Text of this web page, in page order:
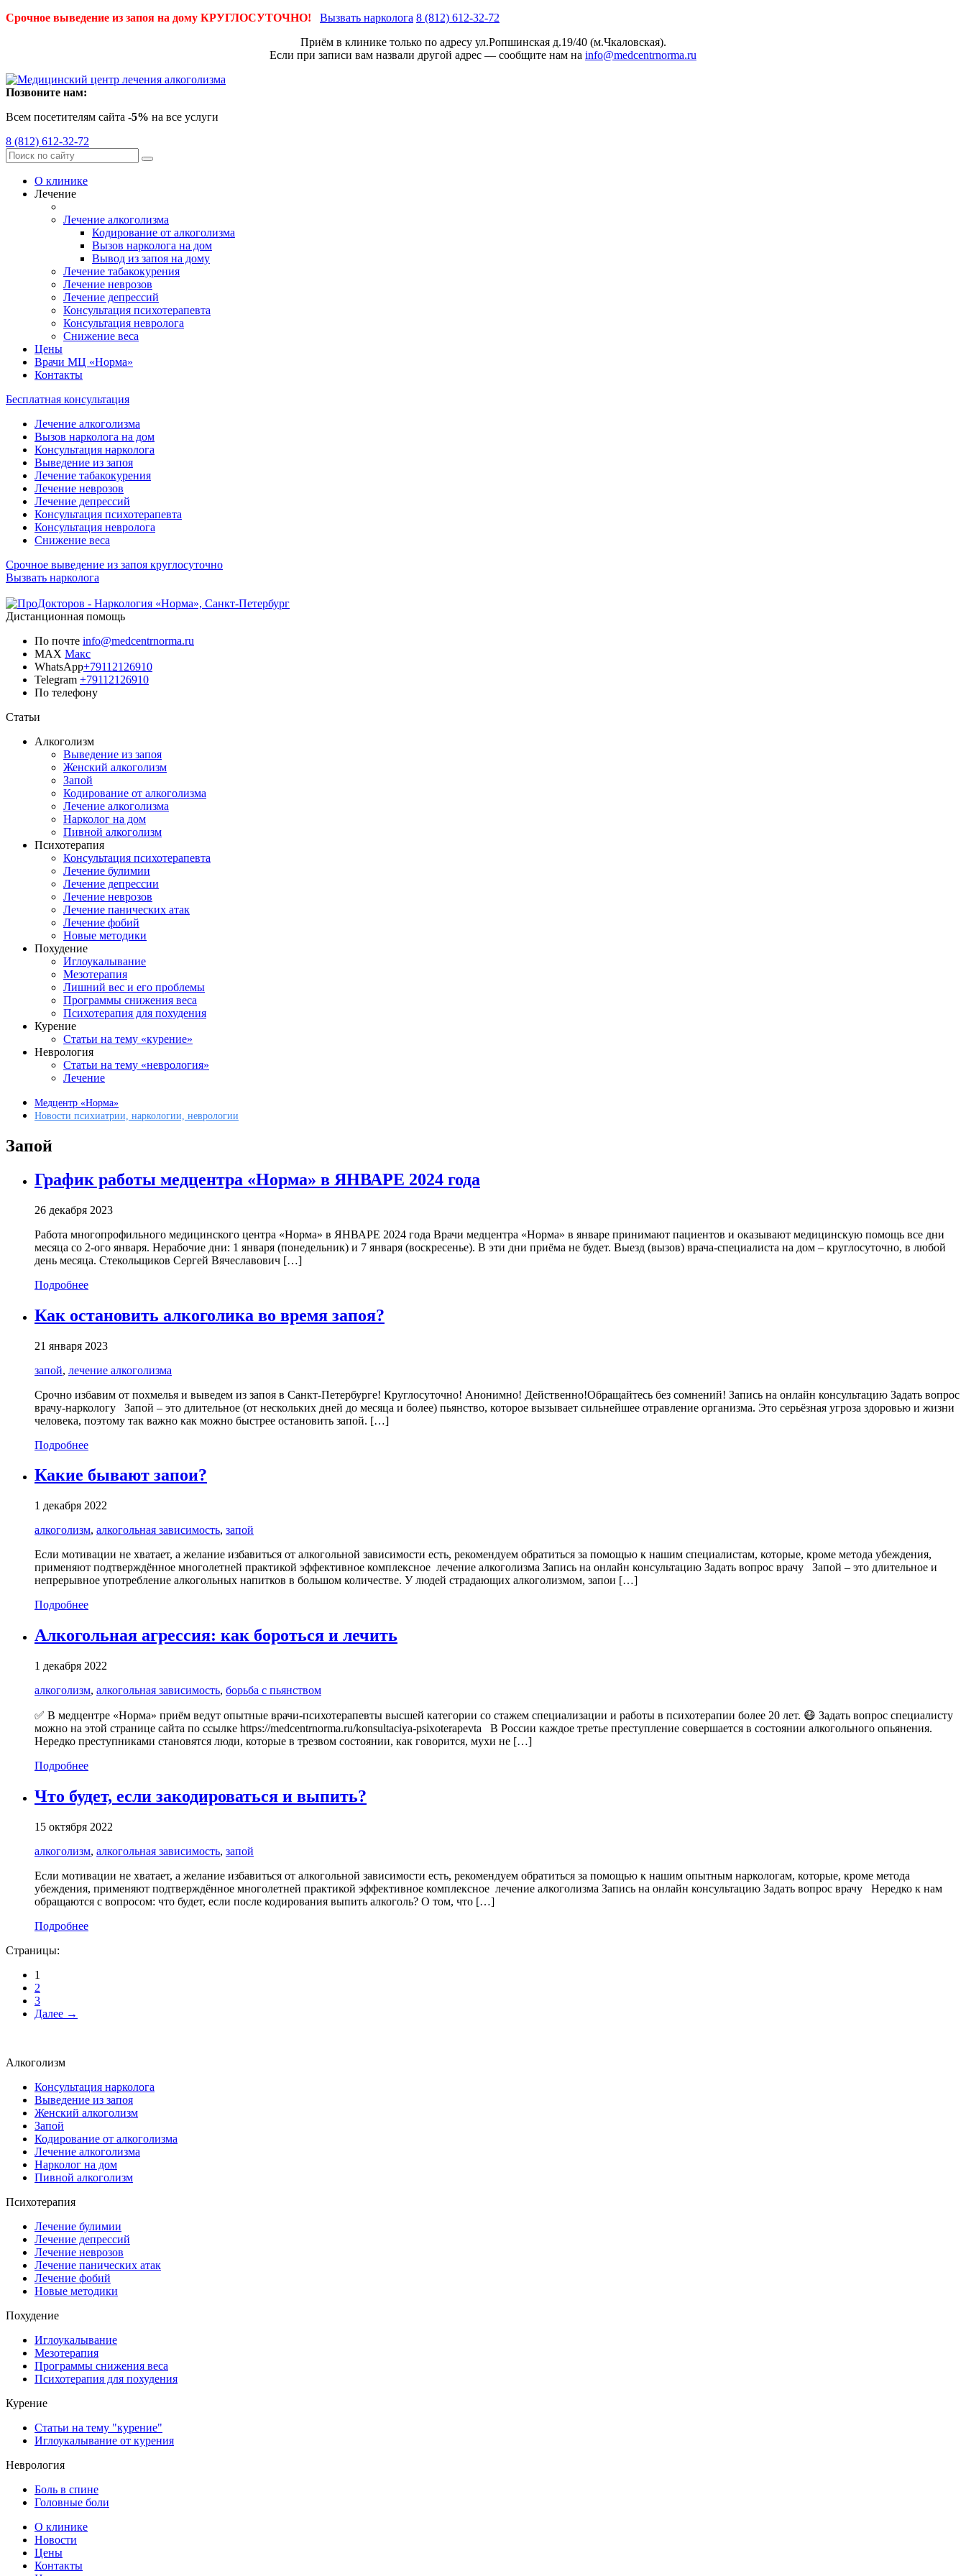
Срочное выведение из запоя на дому КРУГЛОСУТОЧНО! Вызвать нарколога 8 (812) 612-32-72
Приём в клинике только по адресу ул.Ропшинская д.19/40(м.Чкаловская).
Если при записи вам назвали другой адрес — сообщите нам на info@medcentrnorma.ru
Позвоните нам:
Всем посетителям сайта -5% на все услуги
8 (812) 612-32-72
О клинике
Лечение
Лечение алкоголизма
Кодирование от алкоголизма
Вызов нарколога на дом
Вывод из запоя на дому
Лечение табакокурения
Лечение неврозов
Лечение депрессий
Консультация психотерапевта
Консультация невролога
Снижение веса
Цены
Врачи МЦ «Норма»
Контакты
Бесплатная консультация
Лечение алкоголизма
Вызов нарколога на дом
Консультация нарколога
Выведение из запоя
Лечение табакокурения
Лечение неврозов
Лечение депрессий
Консультация психотерапевта
Консультация невролога
Снижение веса
Срочное выведение из запоя круглосуточно
Вызвать нарколога
Дистанционная помощь
По почте info@medcentrnorma.ru
MAX Макс
WhatsApp+79112126910
Telegram +79112126910
По телефону
Статьи
Алкоголизм
Выведение из запоя
Женский алкоголизм
Запой
Кодирование от алкоголизма
Лечение алкоголизма
Нарколог на дом
Пивной алкоголизм
Психотерапия
Консультация психотерапевта
Лечение булимии
Лечение депрессии
Лечение неврозов
Лечение панических атак
Лечение фобий
Новые методики
Похудение
Иглоукалывание
Мезотерапия
Лишний вес и его проблемы
Программы снижения веса
Психотерапия для похудения
Курение
Статьи на тему «курение»
Неврология
Статьи на тему «неврология»
Лечение
Медцентр «Норма»
Новости психиатрии, наркологии, неврологии
Запой
График работы медцентра «Норма» в ЯНВАРЕ 2024 года
26 декабря 2023
Работа многопрофильного медицинского центра «Норма» в ЯНВАРЕ 2024 года Врачи медцентра «Норма» в январе принимают пациентов и оказывают медицинскую помощь все дни
месяца со 2-ого января. Нерабочие дни: 1 января (понедельник) и 7 января (воскресенье). В эти дни приёма не будет. Выезд (вызов) врача-специалиста на дом – круглосуточно, в любой
день месяца. Стекольщиков Сергей Вячеславович […]
Подробнее
Как остановить алкоголика во время запоя?
21 января 2023
запой, лечение алкоголизма
Срочно избавим от похмелья и выведем из запоя в Санкт-Петербурге! Круглосуточно! Анонимно! Действенно!Обращайтесь без сомнений! Запись на онлайн консультацию Задать вопрос
врачу-наркологу Запой – это длительное (от нескольких дней до месяца и более) пьянство, которое вызывает сильнейшее отравление организма. Это серьёзная угроза здоровью и жизни
человека, поэтому так важно как можно быстрее остановить запой. […]
Подробнее
Какие бывают запои?
1 декабря 2022
алкоголизм, алкогольная зависимость, запой
Если мотивации не хватает, а желание избавиться от алкогольной зависимости есть, рекомендуем обратиться за помощью к нашим специалистам, которые, кроме метода убеждения,
применяют подтверждённое многолетней практикой эффективное комплексное лечение алкоголизма Запись на онлайн консультацию Задать вопрос врачу Запой – это длительное и
непрерывное употребление алкогольных напитков в большом количестве. У людей страдающих алкоголизмом, запои […]
Подробнее
Алкогольная агрессия: как бороться и лечить
1 декабря 2022
алкоголизм, алкогольная зависимость, борьба с пьянством
✅ В медцентре «Норма» приём ведут опытные врачи-психотерапевты высшей категории со стажем специализации и работы в психотерапии более 20 лет. 😷 Задать вопрос специалисту
можно на этой странице сайта по ссылке https://medcentrnorma.ru/konsultaciya-psixoterapevta В России каждое третье преступление совершается в состоянии алкогольного опьянения.
Нередко преступниками становятся люди, которые в трезвом состоянии, как говорится, мухи не […]
Подробнее
Что будет, если закодироваться и выпить?
15 октября 2022
алкоголизм, алкогольная зависимость, запой
Если мотивации не хватает, а желание избавиться от алкогольной зависимости есть, рекомендуем обратиться за помощью к нашим опытным наркологам, которые, кроме метода
убеждения, применяют подтверждённое многолетней практикой эффективное комплексное лечение алкоголизма Запись на онлайн консультацию Задать вопрос врачу Нередко к нам
обращаются с вопросом: что будет, если после кодирования выпить алкоголь? О том, что […]
Подробнее
Страницы:
1
2
3
Далее →
Алкоголизм
Консультация нарколога
Выведение из запоя
Женский алкоголизм
Запой
Кодирование от алкоголизма
Лечение алкоголизма
Нарколог на дом
Пивной алкоголизм
Психотерапия
Лечение булимии
Лечение депрессий
Лечение неврозов
Лечение панических атак
Лечение фобий
Новые методики
Похудение
Иглоукалывание
Мезотерапия
Программы снижения веса
Психотерапия для похудения
Курение
Статьи на тему "курение"
Иглоукалывание от курения
Неврология
Боль в спине
Головные боли
О клинике
Новости
Цены
Контакты